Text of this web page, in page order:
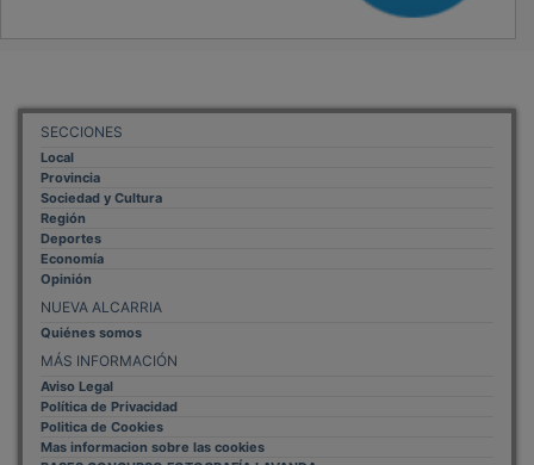
SECCIONES
Local
Provincia
Sociedad y Cultura
Región
Deportes
Economía
Opinión
NUEVA ALCARRIA
Quiénes somos
MÁS INFORMACIÓN
Aviso Legal
Política de Privacidad
Politica de Cookies
Mas informacion sobre las cookies